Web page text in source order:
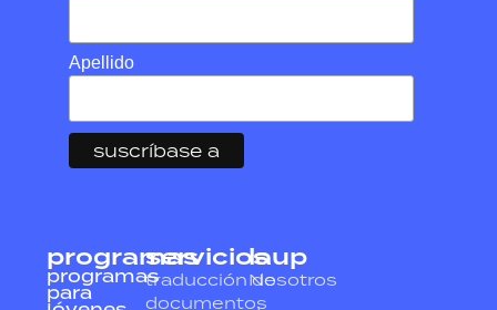
Apellido
programas
programas
para
servicios
traducción de
documentos
laup
Nosotros